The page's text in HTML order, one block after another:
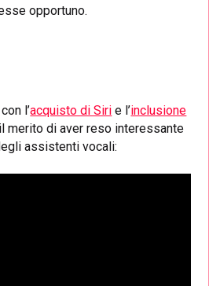
opportuno.
l’acquisto di Siri e l’inclusione
merito di aver reso interessante
assistenti vocali: